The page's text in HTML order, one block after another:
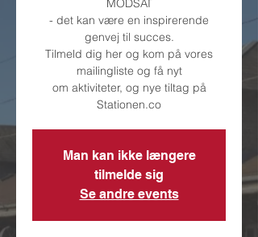
MODSAT
- det kan være en inspirerende
genvej til succes.
Tilmeld dig her og kom på vores
mailingliste og få nyt
om aktiviteter, og nye tiltag på
Stationen.co
Man kan ikke længere
tilmelde sig
Se andre events